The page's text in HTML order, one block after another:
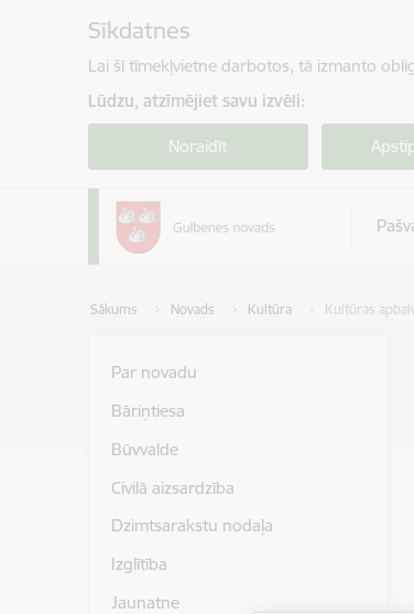
Sīkdatnes
Lai šī tīmekļvietne darbotos, tā izmanto
Lūdzu, atzīmējiet savu izvēli:
Noraidīt
Sākums Novads Kultūra Kultūras
Par novadu
Bāriņtiesa
Būvvalde
Civilā aizsardzība
Dzimtsarakstu nodaļa
Izglītība
Jaunatne